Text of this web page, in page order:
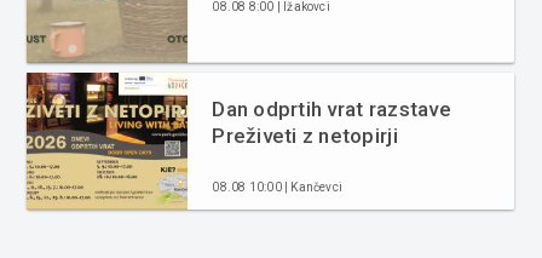
08.08 8:00 | Ižakovci
Dan odprtih vrat razstave
Preživeti z netopirji
08.08 10:00 | Kančevci